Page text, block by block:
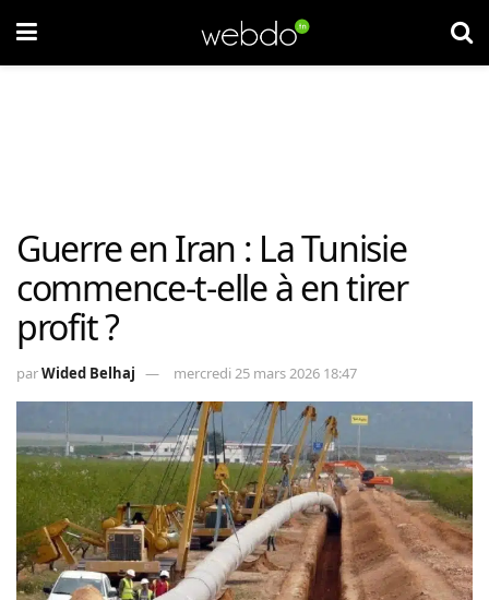
Guerre en Iran : La Tunisie
commence-t-elle à en tirer
profit ?
parWided Belhaj mercredi 25 mars 2026 18:47